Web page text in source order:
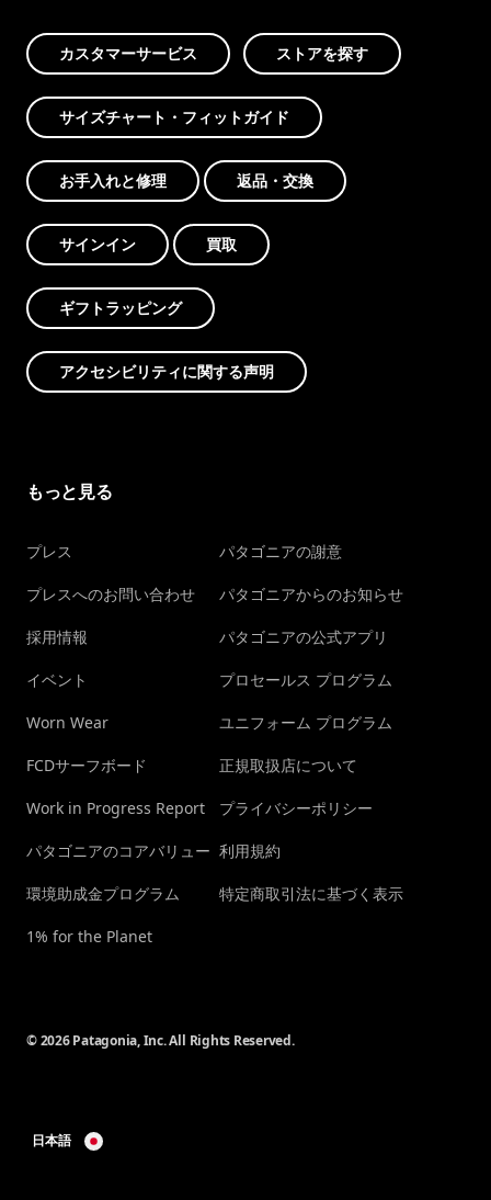
カスタマーサービス ストアを探す
サイズチャート・フィットガイド
お手入れと修理 返品・交換
サインイン 買取
ギフトラッピング
アクセシビリティに関する声明
もっと見る
プレス
プレスへのお問い合わせ
採用情報
イベント
Worn Wear
FCDサーフボード
Work in Progress Report
パタゴニアのコアバリュー
環境助成金プログラム
1% for the Planet
パタゴニアの謝意
パタゴニアからのお知らせ
パタゴニアの公式アプリ
プロセールス プログラム
ユニフォーム プログラム
正規取扱店について
プライバシーポリシー
利用規約
特定商取引法に基づく表示
© 2026 Patagonia, Inc. All Rights Reserved.
日本語